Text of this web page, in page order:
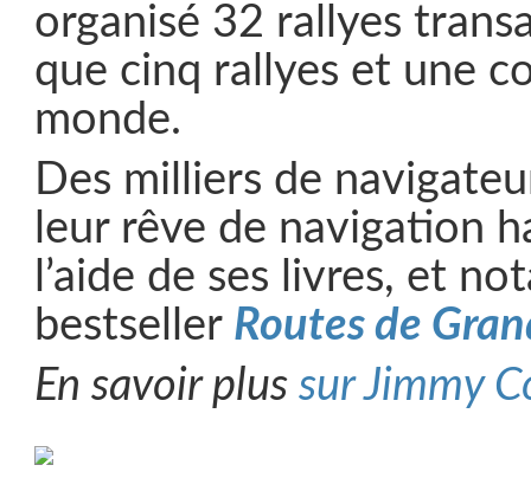
organisé 32 rallyes
que cinq rallyes et une
monde.
Des milliers de
leur rêve de navigation
l’aide de ses livres, et
bestseller Routes de
En savoir plus sur Jimmy